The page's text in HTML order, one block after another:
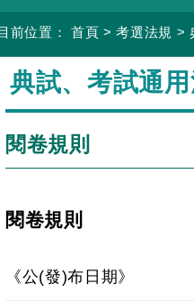
前位置： 首頁 >考選法規 >
:::
典試、考試通
閱卷規則
閱卷規則
《公(發)布日期》